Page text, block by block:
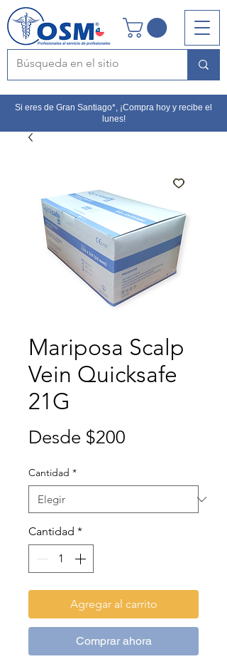
Si eres de Gran Santiago*, ¡Compra hoy y recibe el
lunes!
Mariposa Scalp
Vein Quicksafe
21G
Desde $200
oferta
Cantidad *
Cantidad *
Agregar al carrito
Comprar ahora